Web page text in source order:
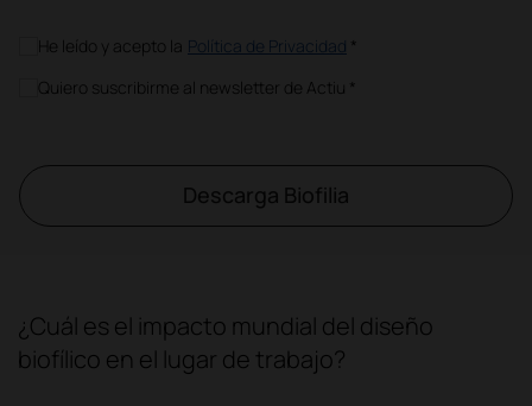
He leído y acepto la Política de Privacidad *
Quiero suscribirme al newsletter de Actiu *
Descarga Biofilia
¿Cuál es el impacto mundial del diseño
biofílico en el lugar de trabajo?